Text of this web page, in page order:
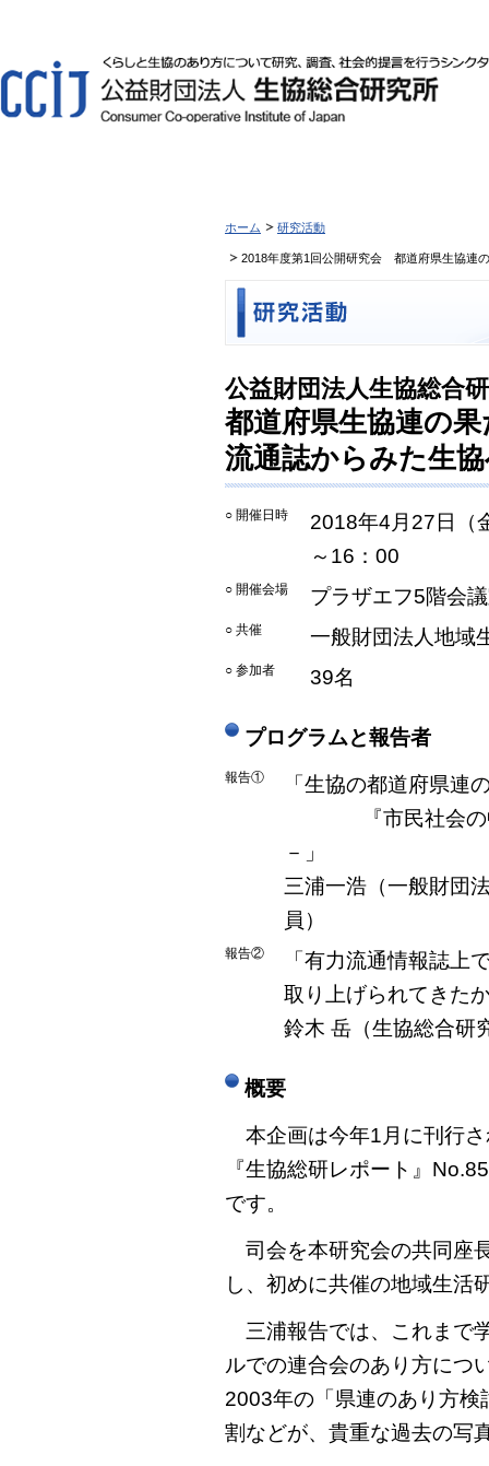
ホーム 研究活動
2018年度第1回公開研究会 都道府県生協連
公益財団法人生協総合
都道府県生協連の
流通誌からみた生
○ 開催日時
2018年4月27日（
～16：00
○ 開催会場 プラザエフ5階会
○ 共催 一般財団法人地域
○ 参加者 39名
プログラムと報告者
報告①
「生協の都道府県連
『市民社会
－」
三浦一浩（一般財団
員）
報告②
「有力流通情報誌上
取り上げられてきた
鈴木 岳（生協総合研
概要
本企画は今年1月に刊行
『生協総研レポート』
です。
司会を本研究会の共同座
し、初めに共催の地域生活
三浦報告では、これまで
ルでの連合会のあり方につ
2003年の「県連のあり方
割などが、貴重な過去の写